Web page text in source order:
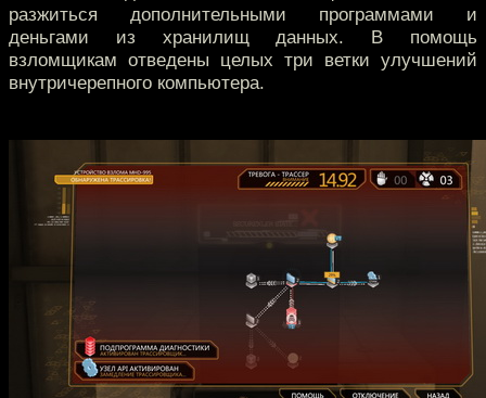
разжиться дополнительными программами и
деньгами из хранилищ данных. В помощь
взломщикам отведены целых три ветки улучшений
внутричерепного компьютера.